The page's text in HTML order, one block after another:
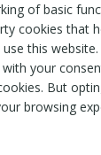
of basic
cookies that
this
your
But
browsing